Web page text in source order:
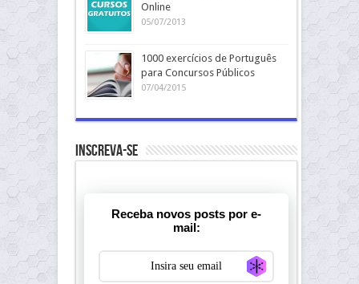
Online
05/07/2013
1000 exercícios de Português
para Concursos Públicos
07/04/2015
Inscreva-se
Receba novos posts por e-
mail:
Generate new